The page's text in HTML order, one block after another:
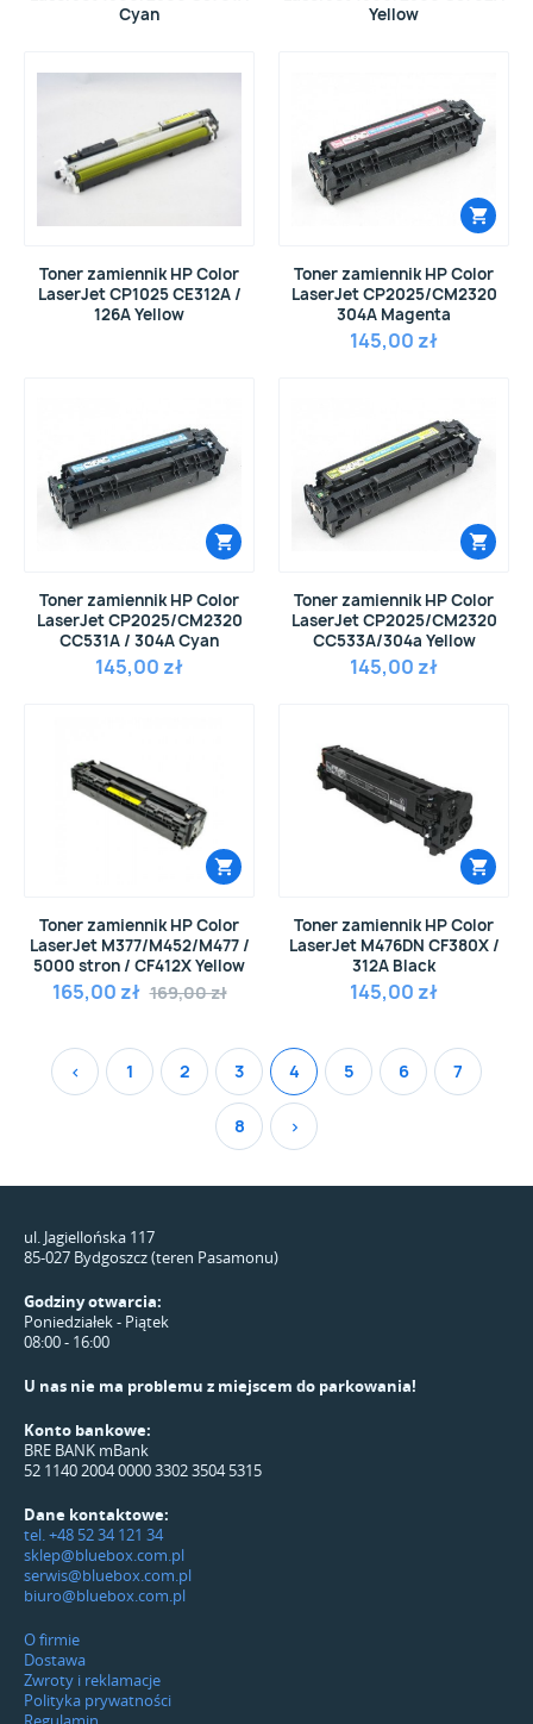
Cyan
Yellow
Toner zamiennik HP Color
LaserJet CP1025 CE312A /
126A Yellow
Toner zamiennik HP Color
LaserJet CP2025/CM2320
304A Magenta
145,00 zł
Toner zamiennik HP Color
LaserJet CP2025/CM2320
CC531A / 304A Cyan
145,00 zł
Toner zamiennik HP Color
LaserJet CP2025/CM2320
CC533A/304a Yellow
145,00 zł
Toner zamiennik HP Color
LaserJet M377/M452/M477 /
5000 stron / CF412X Yellow
165,00 zł 169,00 zł
Toner zamiennik HP Color
LaserJet M476DN CF380X /
312A Black
145,00 zł
‹ 1 2 3 4 5 6 7
8 ›
ul. Jagiellońska 117
85-027 Bydgoszcz (teren Pasamonu)
Godziny otwarcia:
Poniedziałek - Piątek
08:00 - 16:00
U nas nie ma problemu z miejscem do parkowania!
Konto bankowe:
BRE BANK mBank
52 1140 2004 0000 3302 3504 5315
Dane kontaktowe:
tel. +48 52 34 121 34
sklep@bluebox.com.pl
serwis@bluebox.com.pl
biuro@bluebox.com.pl
O firmie
Dostawa
Zwroty i reklamacje
Polityka prywatności